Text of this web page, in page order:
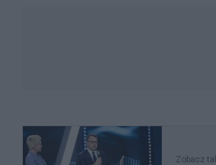
Zobacz